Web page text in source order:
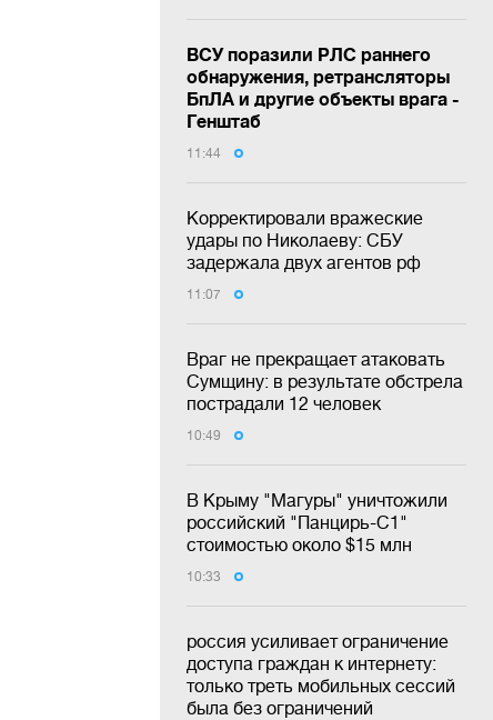
ВСУ поразили РЛС раннего
обнаружения, ретрансляторы
БпЛА и другие объекты врага -
Генштаб
11:44
Корректировали вражеские
удары по Николаеву: СБУ
задержала двух агентов рф
11:07
Враг не прекращает атаковать
Сумщину: в результате обстрела
пострадали 12 человек
10:49
В Крыму "Магуры" уничтожили
российский "Панцирь-С1"
стоимостью около $15 млн
10:33
россия усиливает ограничение
доступа граждан к интернету:
только треть мобильных сессий
была без ограничений